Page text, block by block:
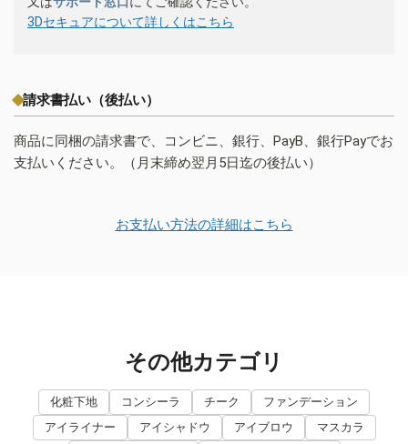
3Dセキュアについて詳しくはこちら
請求書払い（後払い）
商品に同梱の請求書で、コンビニ、銀行、PayB、銀行Payでお
支払いください。（月末締め翌月5日迄の後払い）
お支払い方法の詳細はこちら
その他カテゴリ
化粧下地 コンシーラ チーク
ファンデーション
アイライナー
アイシャドウ アイブロウ
マスカラ